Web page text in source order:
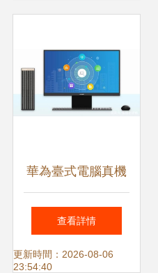
華為臺式電腦真機
首秀 全自研生態的
宣言與挑戰
查看詳情
更新時間：2026-08-06
23:54:40